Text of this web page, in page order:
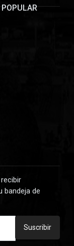
bandeja de
Suscribir